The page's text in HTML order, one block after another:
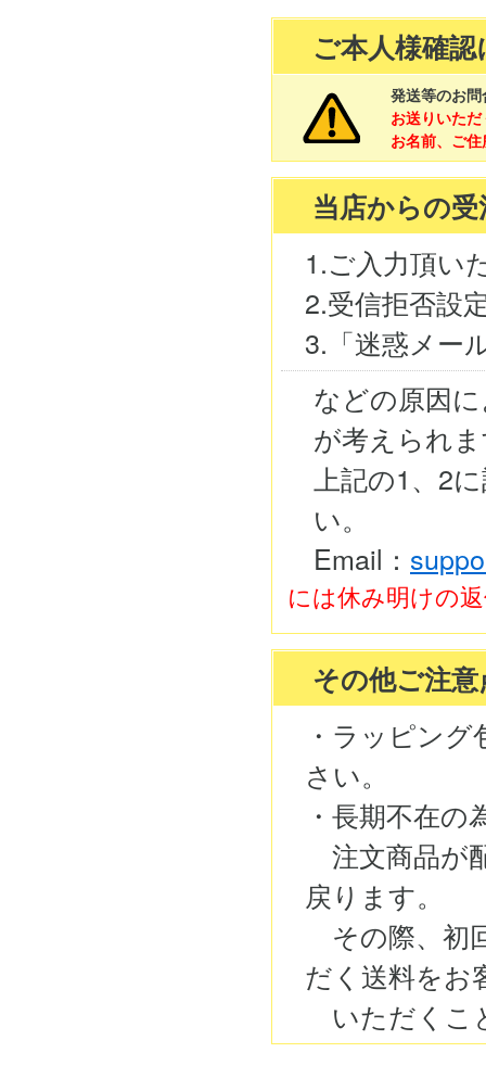
ご本人様確
発送等のお
お送りいた
お名前、ご
当店からの
1.ご入力頂い
2.受信拒否設
3.「迷惑メー
などの原因
が考えられ
上記の1、2
い。
Email：
には休み明けの
その他ご注意
・ラッピン
さい。
・長期不在
注文商品が
戻ります。
その際、初
だく送料をお
いただくこ